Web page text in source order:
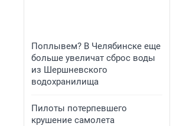
Поплывем? В Челябинске еще
больше увеличат сброс воды
из Шершневского
водохранилища
Пилоты потерпевшего
крушение самолета